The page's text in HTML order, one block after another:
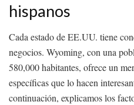
hispanos
Cada estado de EE.UU. tiene
negocios. Wyoming, con una
580,000 habitantes, ofrece un
específicas que lo hacen
continuación, explicamos los